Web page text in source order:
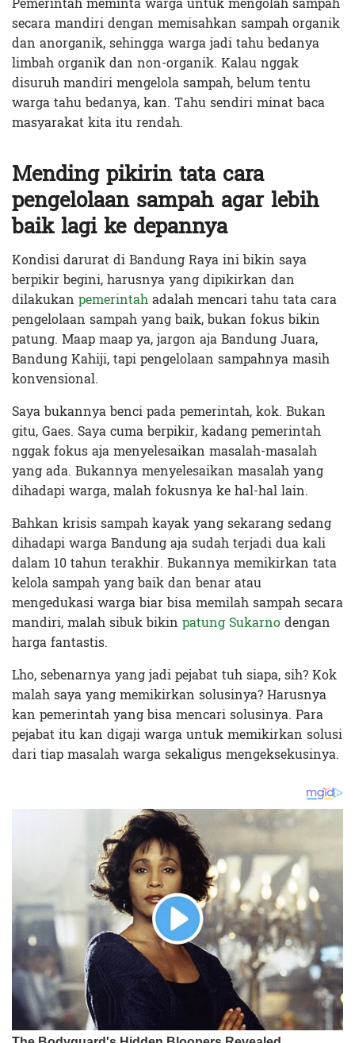
secara mandiri dengan memisahkan sampah organik
dan anorganik, sehingga warga jadi tahu bedanya
limbah organik dan non-organik. Kalau nggak
disuruh mandiri mengelola sampah, belum tentu
warga tahu bedanya, kan. Tahu sendiri minat baca
masyarakat kita itu rendah.
Mending pikirin tata cara
pengelolaan sampah agar lebih
baik lagi ke depannya
Kondisi darurat di Bandung Raya ini bikin saya
berpikir begini, harusnya yang dipikirkan dan
dilakukan pemerintahadalah mencari tahu tata cara
pengelolaan sampah yang baik, bukan fokus bikin
patung. Maap maap ya, jargon aja Bandung Juara,
Bandung Kahiji, tapi pengelolaan sampahnya masih
konvensional.
Saya bukannya benci pada pemerintah, kok. Bukan
gitu, Gaes. Saya cuma berpikir, kadang pemerintah
nggak fokus aja menyelesaikan masalah-masalah
yang ada. Bukannya menyelesaikan masalah yang
dihadapi warga, malah fokusnya ke hal-hal lain.
Bahkan krisis sampah kayak yang sekarang sedang
dihadapi warga Bandung aja sudah terjadi dua kali
dalam 10 tahun terakhir. Bukannya memikirkan tata
kelola sampah yang baik dan benar atau
mengedukasi warga biar bisa memilah sampah secara
mandiri, malah sibuk bikin patung Sukarnodengan
harga fantastis.
Lho, sebenarnya yang jadi pejabat tuh siapa, sih? Kok
malah saya yang memikirkan solusinya? Harusnya
kan pemerintah yang bisa mencari solusinya. Para
pejabat itu kan digaji warga untuk memikirkan solusi
dari tiap masalah warga sekaligus mengeksekusinya.